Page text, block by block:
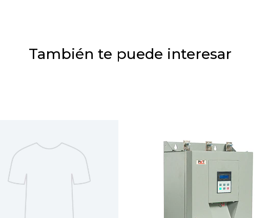
También te puede interesar